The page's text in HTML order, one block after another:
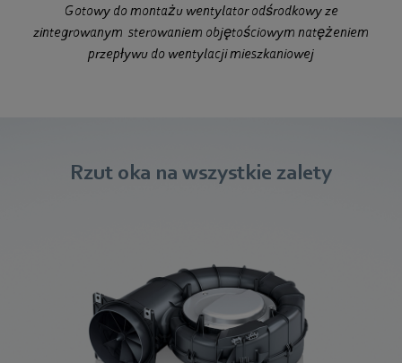
Gotowy do montażu wentylator odśrodkowy ze
zintegrowanym sterowaniem objętościowym natężeniem
przepływu do wentylacji mieszkaniowej
Rzut oka na wszystkie zalety